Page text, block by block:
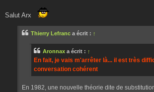
s
Salut Arx
Thierry Lefranc a écrit : ↑
Aronnax a écrit : ↑
En fait, je vais m'arrêter là... il est très
conversation cohérent
En 1982, une nouvelle théorie dite de